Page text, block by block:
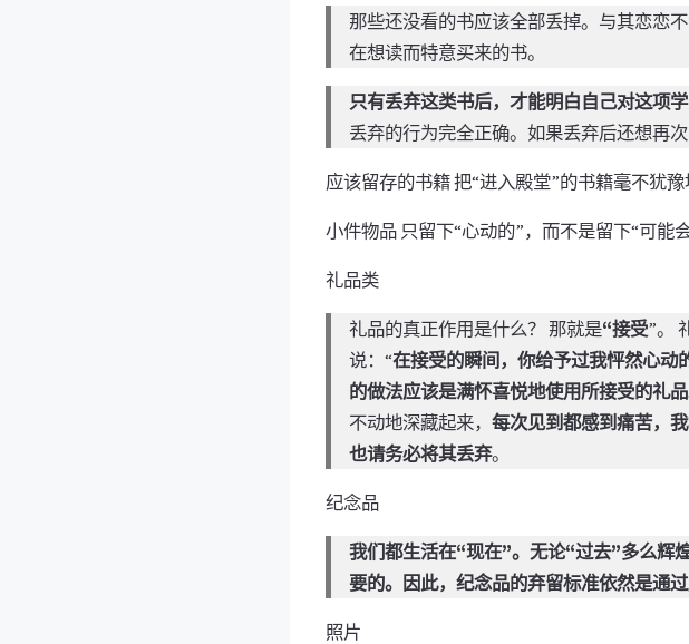
那些还没看的书应该全部丢掉。与其恋恋
在想读而特意买来的书。
只有丢弃这类书后，才能明白自己对这项学
丢弃的行为完全正确。如果丢弃后还想再
应该留存的书籍 把“进入殿堂”的书籍毫不犹
小件物品 只留下“心动的”，而不是留下“可能
礼品类
礼品的真正作用是什么？ 那就是“接受”。
说：“在接受的瞬间，你给予过我怦然心动
的做法应该是满怀喜悦地使用所接受的礼品
不动地深藏起来， 每次见到都感到痛苦，
也请务必将其丢弃。
纪念品
我们都生活在“现在”。无论“过去”多么辉
要的。因此，纪念品的弃留标准依然是通
照片